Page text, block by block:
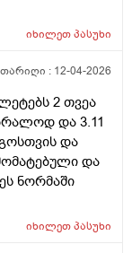
იხილეთპასუხი
თარიღი : 12-04-2026
2 თვეა
და 3.11
და
და
ნორმაში
იხილეთპასუხი